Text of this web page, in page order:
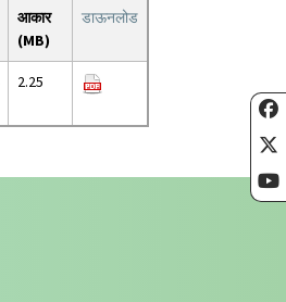
आकार
(MB)
डाऊनलोड
2.25